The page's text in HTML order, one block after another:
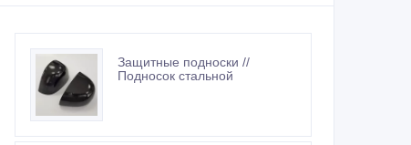
Защитные подноски //
Подносок стальной